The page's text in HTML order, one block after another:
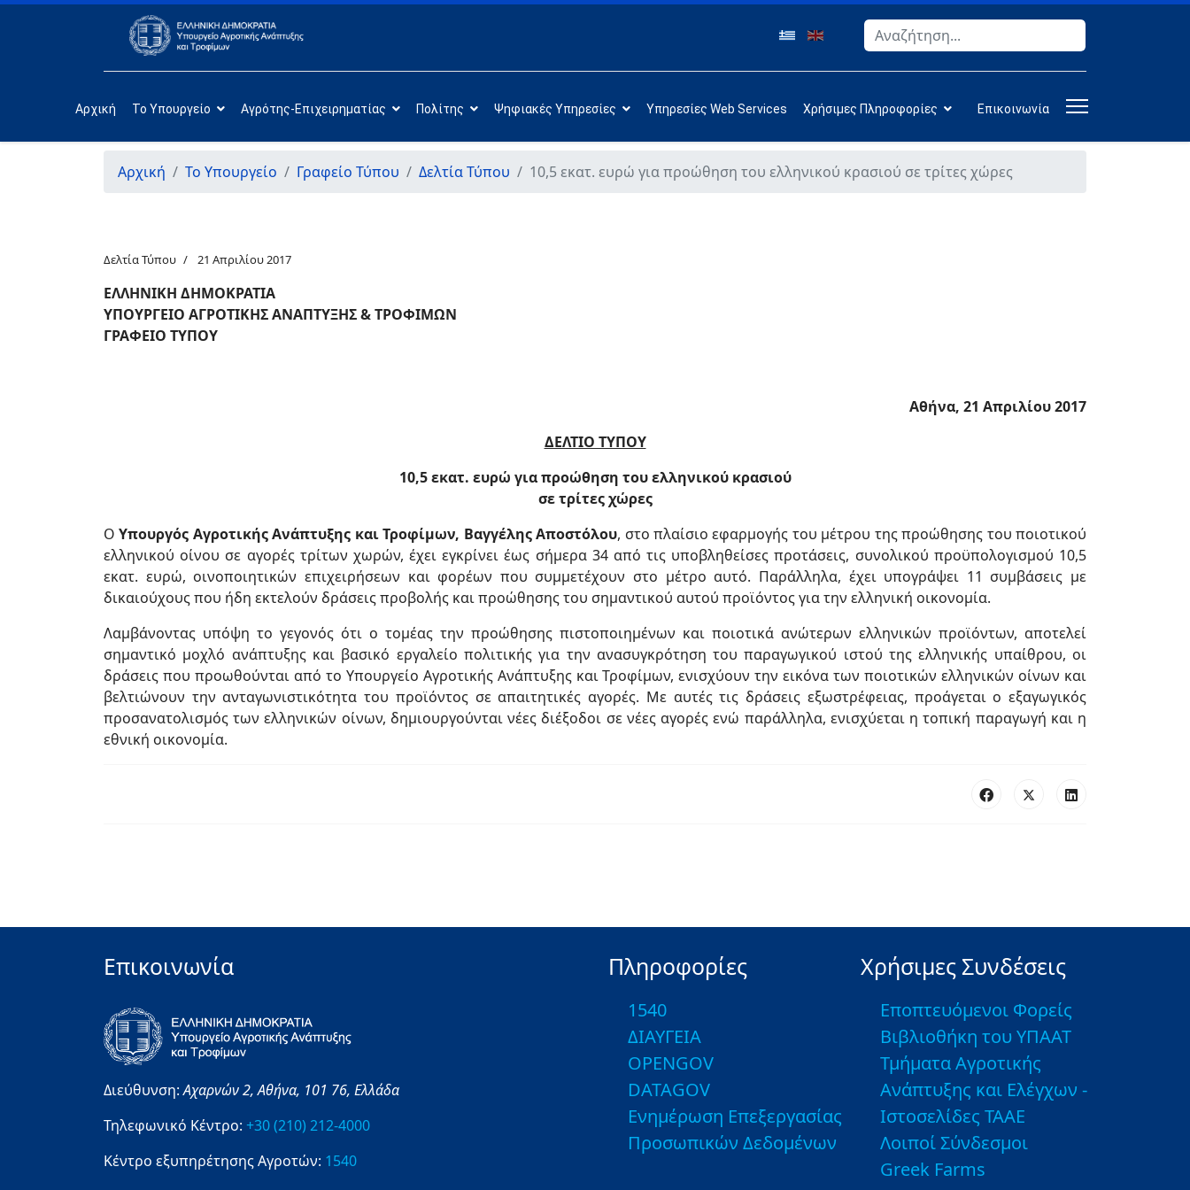
Αναζήτηση
Αρχική Το Υπουργείο Αγρότης-Επιχειρηματίας Πολίτης Ψηφιακές Υπηρεσίες Υπηρεσίες Web Services Χρήσιμες Πληροφορίες Επικοινωνία
Αρχική Το Υπουργείο Γραφείο Τύπου Δελτία Τύπου 10,5 εκατ. ευρώ για προώθηση του ελληνικού κρασιού σε τρίτες χώρες
Δελτία Τύπου 21 Απριλίου 2017
ΕΛΛΗΝΙΚΗ ΔΗΜΟΚΡΑΤΙΑ
ΥΠΟΥΡΓΕΙΟ ΑΓΡΟΤΙΚΗΣ ΑΝΑΠΤΥΞΗΣ & ΤΡΟΦΙΜΩΝ
ΓΡΑΦΕΙΟ ΤΥΠΟΥ
Αθήνα, 21 Απριλίου 2017
ΔΕΛΤΙΟ ΤΥΠΟΥ
10,5 εκατ. ευρώ για προώθηση του ελληνικού κρασιού
σε τρίτες χώρες
ΟΥπουργός Αγροτικής Ανάπτυξης και Τροφίμων, Βαγγέλης Αποστόλου, στο πλαίσιο εφαρμογής του μέτρου της προώθησης του ποιοτικού
ελληνικού οίνου σε αγορές τρίτων χωρών, έχει εγκρίνει έως σήμερα 34 από τις υποβληθείσες προτάσεις, συνολικού προϋπολογισμού 10,5
εκατ. ευρώ, οινοποιητικών επιχειρήσεων και φορέων που συμμετέχουν στο μέτρο αυτό. Παράλληλα, έχει υπογράψει 11 συμβάσεις με
δικαιούχους που ήδη εκτελούν δράσεις προβολής και προώθησης του σημαντικού αυτού προϊόντος για την ελληνική οικονομία.
Λαμβάνοντας υπόψη το γεγονός ότι ο τομέας την προώθησης πιστοποιημένων και ποιοτικά ανώτερων ελληνικών προϊόντων, αποτελεί
σημαντικό μοχλό ανάπτυξης και βασικό εργαλείο πολιτικής για την ανασυγκρότηση του παραγωγικού ιστού της ελληνικής υπαίθρου, οι
δράσεις που προωθούνται από το Υπουργείο Αγροτικής Ανάπτυξης και Τροφίμων, ενισχύουν την εικόνα των ποιοτικών ελληνικών οίνων και
βελτιώνουν την ανταγωνιστικότητα του προϊόντος σε απαιτητικές αγορές. Με αυτές τις δράσεις εξωστρέφειας, προάγεται ο εξαγωγικός
προσανατολισμός των ελληνικών οίνων, δημιουργούνται νέες διέξοδοι σε νέες αγορές ενώ παράλληλα, ενισχύεται η τοπική παραγωγή και η
εθνική οικονομία.
Επικοινωνία
Διεύθυνση:Αχαρνών 2,Αθήνα, 101 76, Ελλάδα
Τηλεφωνικό Κέντρο: +30 (210) 212-4000
Κέντρο εξυπηρέτησης Αγροτών: 1540
Πληροφορίες
1540
ΔΙΑΥΓΕΙΑ
OPENGOV
DATAGOV
Ενημέρωση Επεξεργασίας
Προσωπικών Δεδομένων
Χρήσιμες Συνδέσεις
Εποπτευόμενοι Φορείς
Βιβλιοθήκη του ΥΠΑΑΤ
Τμήματα Αγροτικής
Ανάπτυξης και Ελέγχων -
Ιστοσελίδες ΤΑΑΕ
Λοιποί Σύνδεσμοι
Greek Farms